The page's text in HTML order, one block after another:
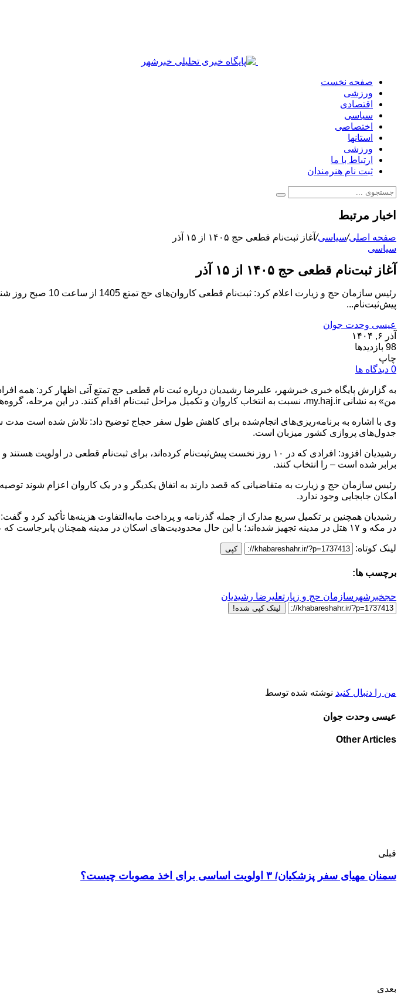
صفحه نخست
ورزشی
اقتصادی
سیاسی
اختصاصی
استانها
ورزشی
ارتباط با ما
ثبت نام هنرمندان
اخبار مرتبط
صفحه اصلی/سیاسی/آغاز ثبت‌نام قطعی حج ۱۴۰۵ از ۱۵ آذر
سیاسی
آغاز ثبت‌نام قطعی حج ۱۴۰۵ از ۱۵ آذر
پیش‌ثبت‌نام...
عیسی وحدت جوان
آذر ۶, ۱۴۰۴
98 بازدیدها
چاپ
0 دیدگاه ها
به گزارش پایگاه خبری خبرشهر، علیرضا رشیدیان درباره ثبت نام قطعی حج تمتع آتی اظهار کرد: همه
من» به نشانی my.haj.ir، نسبت به انتخاب کاروان و تکمیل مراحل ثبت‌نام اقدام کنند. در این مرحله، گروه‌های مختلف قیمتی نیز روی سامانه قرار می‌گیرد.
وی با اشاره به برنامه‌ریزی‌های انجام‌شده برای کاهش طول سفر حجاج توضیح داد: تلاش شده است مدت
جدول‌های پروازی کشور میزبان است.
رشیدیان افزود: افرادی که در ۱۰ روز نخست پیش‌ثبت‌نام کرده‌اند، برای ثبت‌نام
برابر شده است – را انتخاب کنند.
رئیس سازمان حج و زیارت به متقاضیانی که قصد دارند به اتفاق یکدیگر و در یک کاروان اعزام شوند توصیه
امکان جابجایی وجود ندارد.
در مکه و ۱۷ هتل در مدینه تجهیز شده‌اند؛ با این حال محدودیت‌های اسکان در مدینه همچنان پابرجاست که علت آن نبود ساخت‌وسازهای جدید در این شهر است.
لینک کوتاه: کپی
برچسب ها:
حجخبرشهر سازمان حج و زیارتعلیرضا رشیدیان
لینک کپی شده!
من را دنبال کنید نوشته شده توسط
عیسی وحدت جوان
Other Articles
قبلی
سمنان مهیای سفر پزشکیان/ ۳ اولویت اساسی برای اخذ مصوبات چیست؟
بعدی